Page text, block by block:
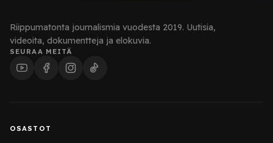
Riippumatonta journalismia vuodesta 2019. Uutisia,
videoita, dokumentteja ja elokuvia.
SEURAA MEITÄ
OSASTOT